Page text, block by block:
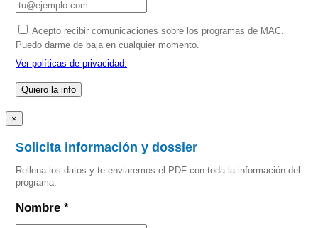
Acepto recibir comunicaciones sobre los programas de MAC.
Puedo darme de baja en cualquier momento.
Ver políticas de privacidad.
×
Solicita información y dossier
Rellena los datos y te enviaremos el PDF con toda la información del
programa.
Nombre *